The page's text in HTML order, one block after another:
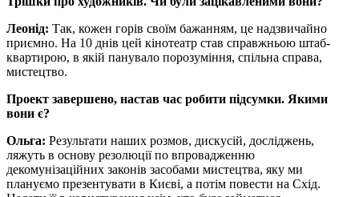
Леонід: Так, кожен горів своїм бажанням, це надзвичайно
приємно. На 10 днів цей кінотеатр став справжньою штаб-
квартирою, в якій панувало порозуміння, спільна справа,
мистецтво.
Проект завершено, настав час робити підсумки. Якими
вони є?
Ольга: Результати наших розмов, дискусій, досліджень,
ляжуть в основу резолюції по впровадженню
декомунізаційних законів засобами мистецтва, яку ми
плануємо презентувати в Києві, а потім повести на Схід.